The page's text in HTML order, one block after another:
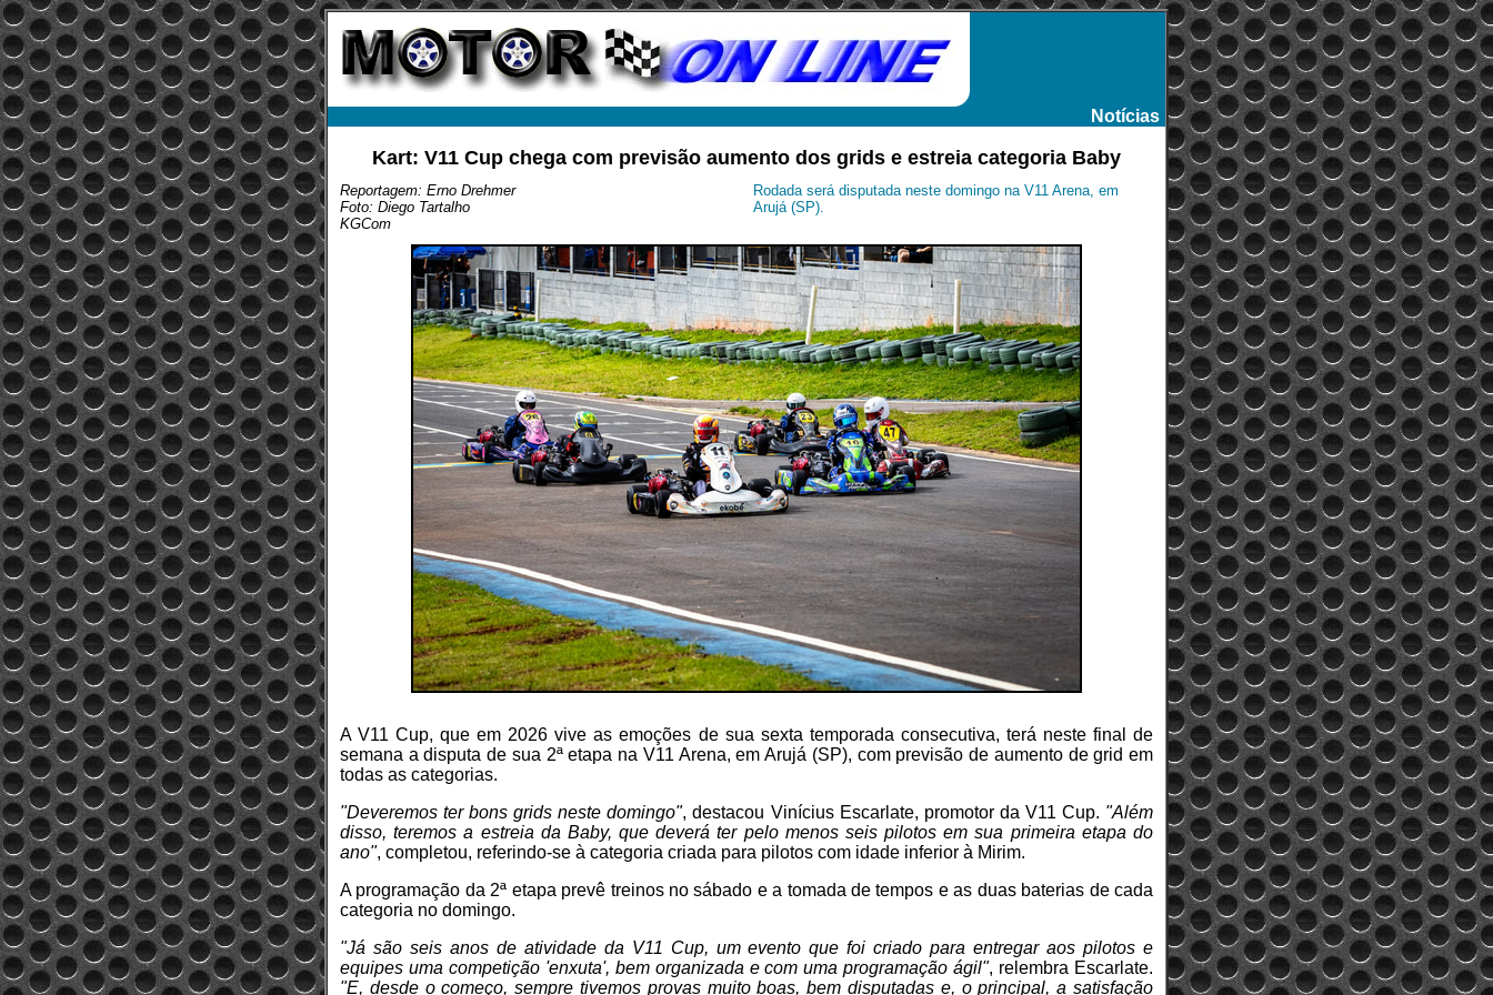
Notícias
Kart: V11 Cup chega com previsão aumento dos grids e estreia categoria Baby
Reportagem: Erno Drehmer
Foto: Diego Tartalho
KGCom
Rodada será disputada neste domingo na V11 Arena, em
Arujá (SP).
A V11 Cup, que em 2026 vive as emoções de sua sexta temporada consecutiva, terá neste final de
semana a disputa de sua 2ª etapa na V11 Arena, em Arujá (SP), com previsão de aumento de grid em
todas as categorias.
"Deveremos ter bons grids neste domingo", destacou Vinícius Escarlate, promotor da V11 Cup. "Além
disso, teremos a estreia da Baby, que deverá ter pelo menos seis pilotos em sua primeira etapa do
ano", completou, referindo-se à categoria criada para pilotos com idade inferior à Mirim.
A programação da 2ª etapa prevê treinos no sábado e a tomada de tempos e as duas baterias de cada
categoria no domingo.
"Já são seis anos de atividade da V11 Cup, um evento que foi criado para entregar aos pilotos e
equipes uma competição 'enxuta', bem organizada e com uma programação ágil", relembra Escarlate.
"E, desde o começo, sempre tivemos provas muito boas, bem disputadas e, o principal, a satisfação